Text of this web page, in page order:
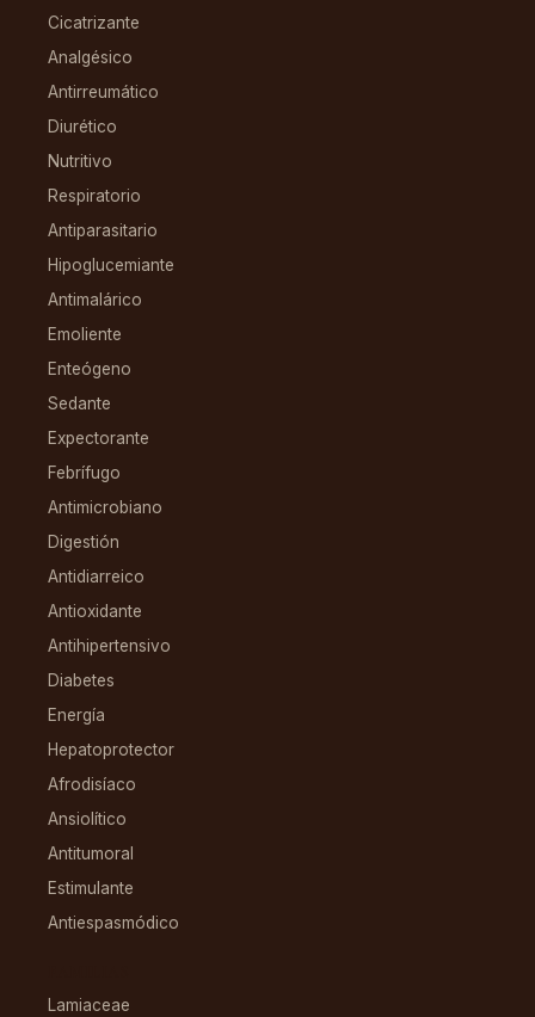
Cicatrizante
Analgésico
Antirreumático
Diurético
Nutritivo
Respiratorio
Antiparasitario
Hipoglucemiante
Antimalárico
Emoliente
Enteógeno
Sedante
Expectorante
Febrífugo
Antimicrobiano
Digestión
Antidiarreico
Antioxidante
Antihipertensivo
Diabetes
Energía
Hepatoprotector
Afrodisíaco
Ansiolítico
Antitumoral
Estimulante
Antiespasmódico
Lamiaceae